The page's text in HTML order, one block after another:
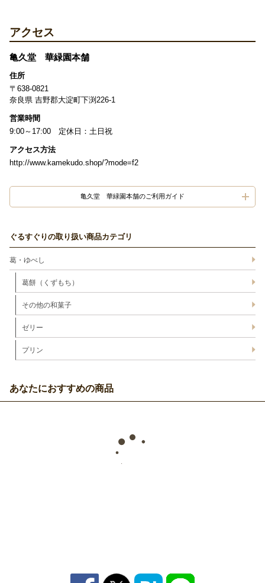
アクセス
亀久堂 華緑園本舗
住所
〒638-0821
奈良県 吉野郡大淀町下渕226-1
営業時間
9:00～17:00 定休日：土日祝
アクセス方法
http://www.kamekudo.shop/?mode=f2
亀久堂 華緑園本舗のご利用ガイド
ぐるすぐりの取り扱い商品カテゴリ
葛・ゆべし
葛餅（くずもち）
その他の和菓子
ゼリー
プリン
あなたにおすすめの商品